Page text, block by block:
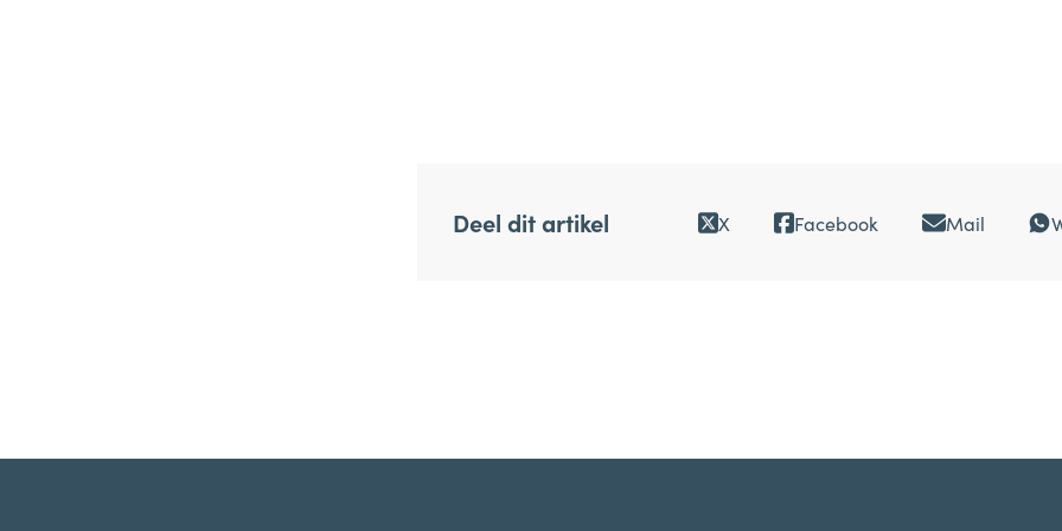
Deel dit artikel X Facebook Mail